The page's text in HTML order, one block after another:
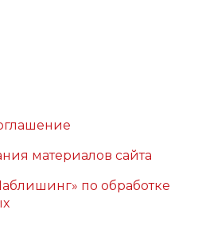
материалов сайта
по обработке